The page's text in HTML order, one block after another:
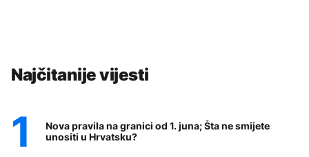
Najčitanije vijesti
Nova pravila na granici od 1. juna; Šta ne smijete
unositi u Hrvatsku?